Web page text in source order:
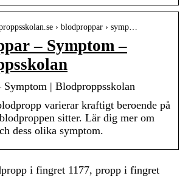
› blodproppar › symp…
– Symptom –
Symptom | Blodproppsskolan
varierar kraftigt beroende på
sitter. Lär dig mer om
dess olika symptom.
i fingret 1177, propp i fingret